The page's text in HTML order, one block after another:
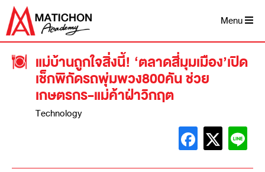
Menu
แม่บ้านถูกใจสิ่งนี้! ‘ตลาดสี่มุมเมือง’เปิด
เช็กพิกัดรถพุ่มพวง800คัน ช่วย
เกษตรกร-แม่ค้าฝ่าวิกฤต
Technology